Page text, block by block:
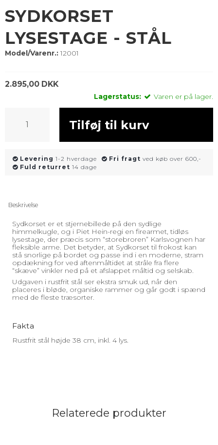
SYDKORSET
LYSESTAGE - STÅL
Model/Varenr.: 12001
2.895,00 DKK
Lagerstatus: Varen er på lager.
Tilføj til kurv
Levering 1-2 hverdage Fri fragt ved køb over 600,-
Fuld returret 14 dage
Beskrivelse
Sydkorset er et stjernebillede på den sydlige
himmelkugle, og i Piet Hein-regi en firearmet, tidløs
lysestage, der præcis som “storebroren” Karlsvognen har
fleksible arme. Det betyder, at Sydkorset til frokost kan
stå snorlige på bordet og passe ind i en moderne, stram
opdækning for ved aftenmåltidet at stråle fra flere
“skæve” vinkler ned på et afslappet måltid og selskab.
Udgaven i rustfrit stål ser ekstra smuk ud, når den
placeres i bløde, organiske rammer og går godt i spænd
med de fleste træsorter.
Fakta
Rustfrit stål højde 38 cm, inkl. 4 lys.
Relaterede produkter